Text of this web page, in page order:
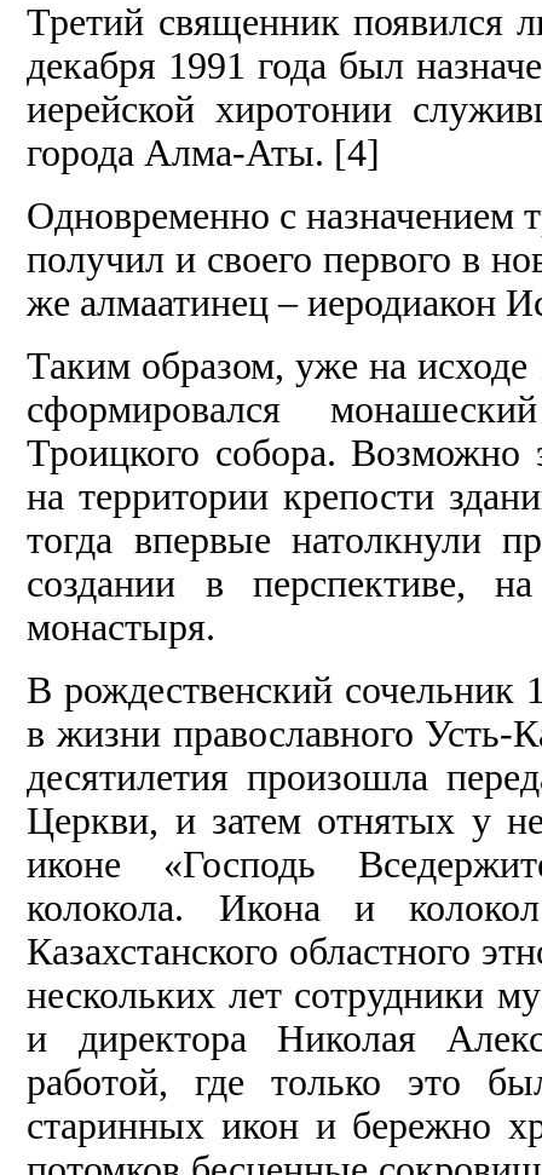
Третий священник появился
декабря 1991 года был
иерейской хиротонии
города Алма-Аты. [4]
Одновременно с назначением
получил и своего первого в
же алмаатинец – иеродиакон
Таким образом, уже на исходе
сформировался
Троицкого собора. Возможно
на территории крепости
тогда впервые натолкнули
создании в перспективе,
монастыря.
В рождественский сочельник
в жизни православного
десятилетия произошла
Церкви, и затем отнятых у
иконе «Господь
колокола. Икона и
Казахстанского областного
нескольких лет сотрудники
и директора Николая
работой, где только это
старинных икон и бережно